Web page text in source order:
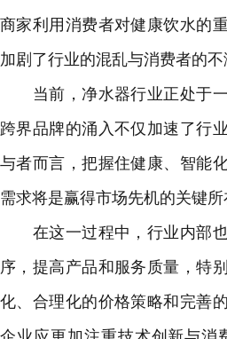
商家利用消费者对健康饮水的
加剧了行业的混乱与消费者的不
当前，净水器行业正处于一
跨界品牌的涌入不仅加速了行
与者而言，把握住健康、智能
需求将是赢得市场先机的关键所
在这一过程中，行业内部也
序，提高产品和服务质量，特
化、合理化的价格策略和完善